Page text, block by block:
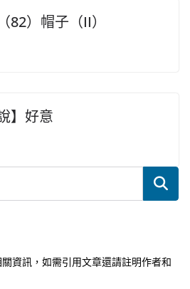
82）帽子（II）
】好意
資訊，如需引用文章還請註明作者和